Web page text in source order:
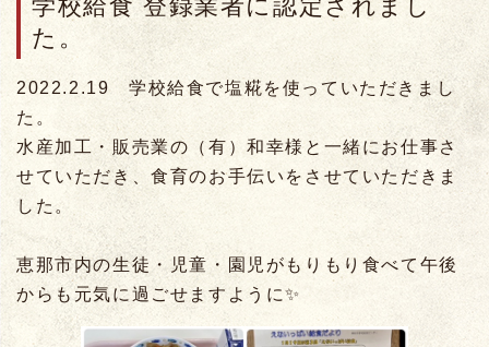
学校給食 登録業者に認定されまし
た。
2022.2.19 学校給食で塩糀を使っていただきまし
た。
水産加工・販売業の（有）和幸様と一緒にお仕事さ
せていただき、食育のお手伝いをさせていただきま
した。
恵那市内の生徒・児童・園児がもりもり食べて午後
からも元気に過ごせますように✨